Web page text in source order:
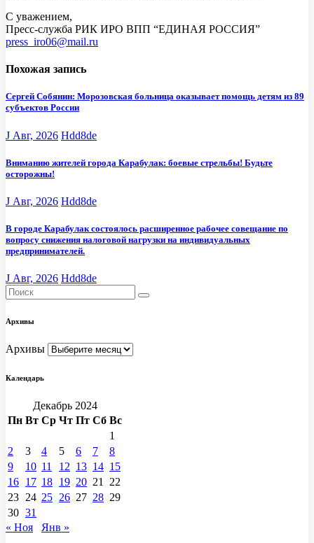
С уважением,
Пресс-служба РИК ИРО ВПП “ЕДИНАЯ РОССИЯ”
press_iro06@mail.ru
Похожая запись
Сергей Собянин: Морозовская больница оказывает помощь детям из 89
субъектов России
J Авг, 2026 Hdd8de
Вниманию жителей города Карабулак: боевые стрельбы! Будьте
осторожны!
J Авг, 2026 Hdd8de
В городе Карабулак состоялось расширенное рабочее совещание по
вопросу снижения налоговой нагрузки на индивидуальных
предпринимателей.
J Авг, 2026 Hdd8de
Архивы
Архивы
Календарь
Декабрь 2024
Пн Вт Ср Чт Пт Сб Вс
1
2
3 4 5 6 7
8
9
10 11 12 13 14 15
16 17 18 19 20 21
22
23 24 25 26 27 28 29
30 31
« Ноя
Янв »